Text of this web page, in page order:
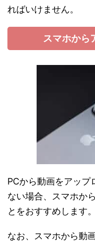
ればいけません。
スマホから
PCから動画をアップ
ない場合、スマホか
とをおすすめします。
なお、スマホから動